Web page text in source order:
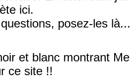
ici.
posez-les
et blanc montrant
ce site !!